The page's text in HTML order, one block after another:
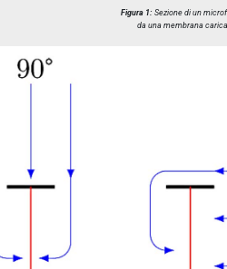
Figura 1: Sezione di un
da una membrana